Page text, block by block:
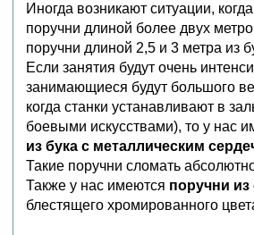
Иногда возникают ситуации,
поручни длиной более двух
поручни длиной 2,5 и 3 метра из
Если занятия будут очень
занимающиеся будут большого
когда станки устанавливают в
боевыми искусствами), то у нас
из бука с металлическим
Такие поручни сломать
Также у нас имеются поручни из
блестящего хромированного